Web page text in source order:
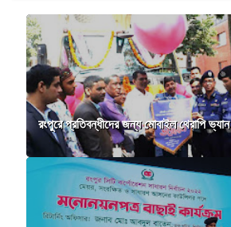
রংপুরে প্রতিবন্ধীদের জন্য মোবাইল থেরাপি ভ্যান